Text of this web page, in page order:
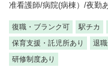
准看護師/病院(病棟）/夜勤
復職・ブランク可 駅チカ
保育支援・託児所あり
退
研修制度あり